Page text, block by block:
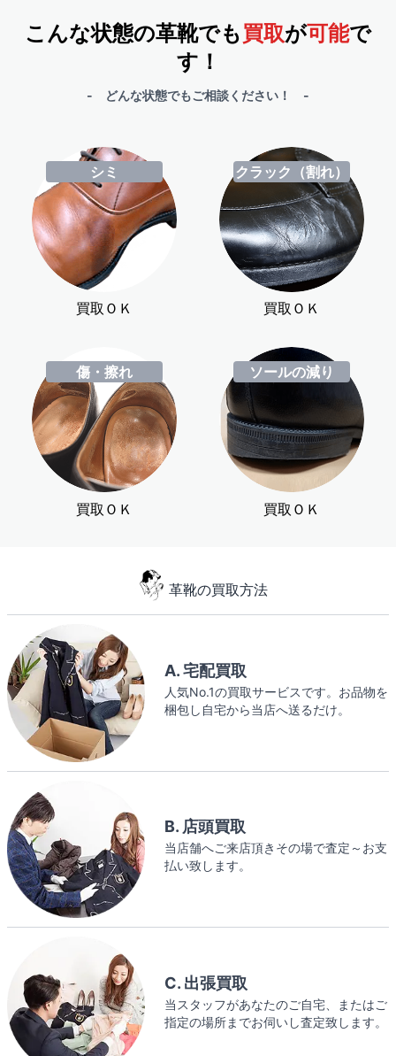
こんな状態の革靴でも買取が可能で
す！
- どんな状態でもご相談ください！ -
シミ
買取ＯＫ
クラック（割れ）
買取ＯＫ
傷・擦れ
買取ＯＫ
ソールの減り
買取ＯＫ
革靴の買取方法
A. 宅配買取
人気No.1の買取サービスです。お品物を
梱包し自宅から当店へ送るだけ。
B. 店頭買取
当店舗へご来店頂きその場で査定～お支
払い致します。
C. 出張買取
当スタッフがあなたのご自宅、またはご
指定の場所までお伺いし査定致します。